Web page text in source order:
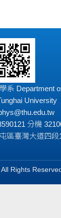
系 Department
University
分機
區臺灣大道四段
Rights